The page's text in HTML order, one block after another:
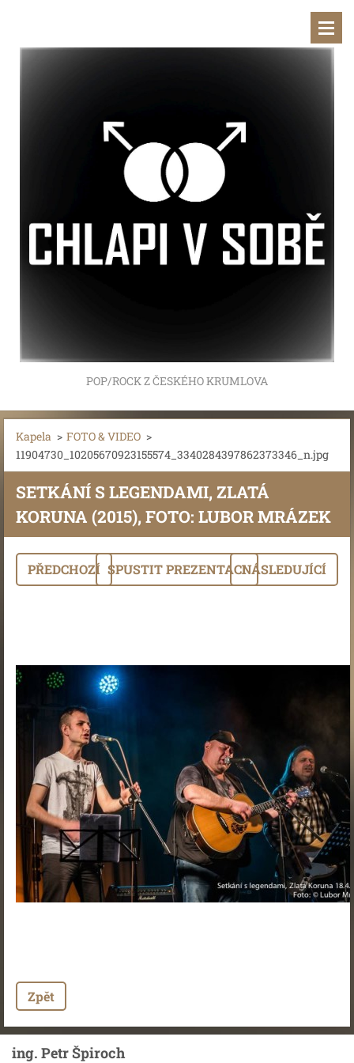
POP/ROCK Z ČESKÉHO KRUMLOVA
Kapela > FOTO & VIDEO >
11904730_10205670923155574_3340284397862373346_n.jpg
SETKÁNÍ S LEGENDAMI, ZLATÁ
KORUNA (2015), FOTO: LUBOR MRÁZEK
PŘEDCHOZÍ SPUSTIT PREZENTACINÁSLEDUJÍCÍ
Zpět
ing. Petr Špiroch